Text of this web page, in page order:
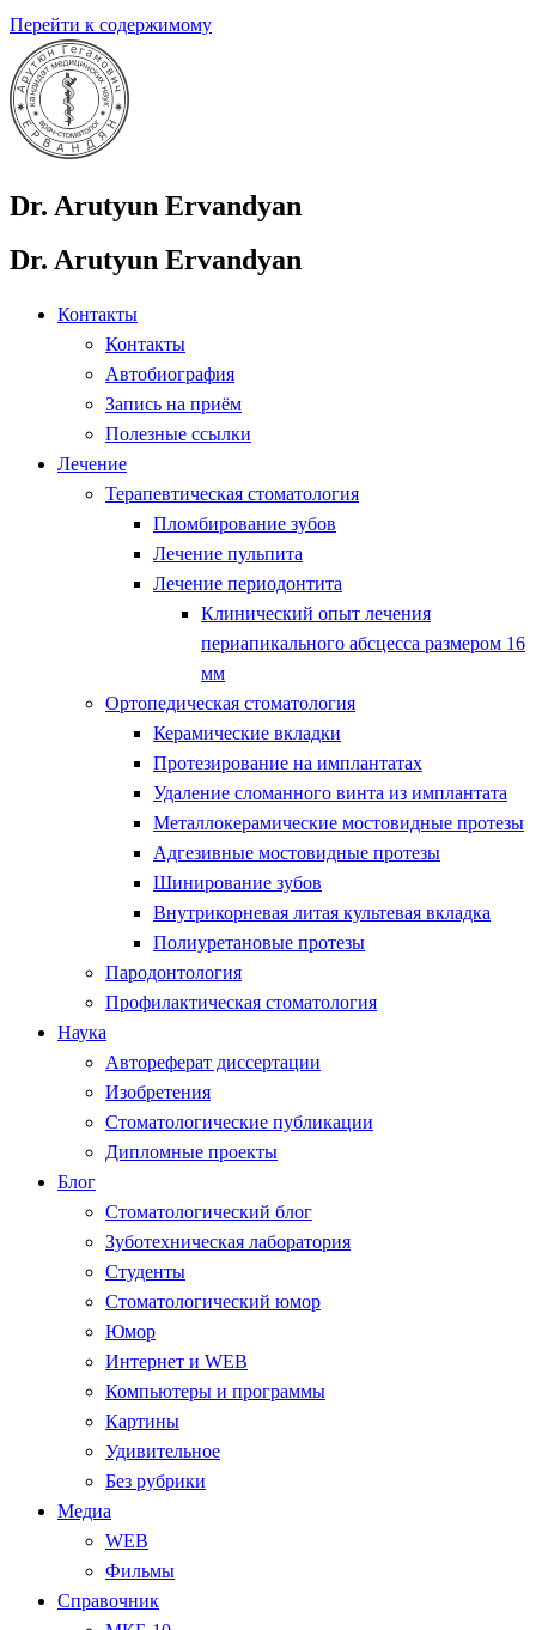
Перейти к содержимому
Dr. Arutyun Ervandyan
Dr. Arutyun Ervandyan
Контакты
Контакты
Автобиография
Запись на приём
Полезные ссылки
Лечение
Терапевтическая стоматология
Пломбирование зубов
Лечение пульпита
Лечение периодонтита
Клинический опыт лечения
периапикального абсцесса размером 16
мм
Ортопедическая стоматология
Керамические вкладки
Протезирование на имплантатах
Удаление сломанного винта из имплантата
Металлокерамические мостовидные протезы
Адгезивные мостовидные протезы
Шинирование зубов
Внутрикорневая литая культевая вкладка
Полиуретановые протезы
Пародонтология
Профилактическая стоматология
Наука
Автореферат диссертации
Изобретения
Стоматологические публикации
Дипломные проекты
Блог
Стоматологический блог
Зуботехническая лаборатория
Студенты
Стоматологический юмор
Юмор
Интернет и WEB
Компьютеры и программы
Картины
Удивительное
Без рубрики
Медиа
WEB
Фильмы
Справочник